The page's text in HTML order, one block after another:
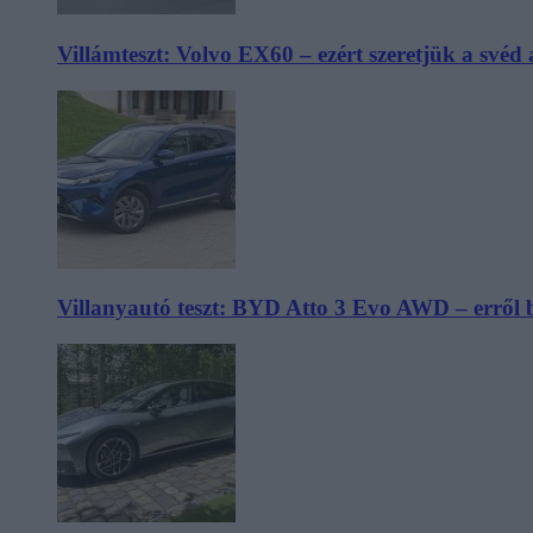
Villámteszt: Volvo EX60 – ezért szeretjük a svéd
Villanyautó teszt: BYD Atto 3 Evo AWD – erről